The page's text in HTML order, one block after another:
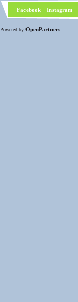
Facebook Instagram
Powered by OpenPartners